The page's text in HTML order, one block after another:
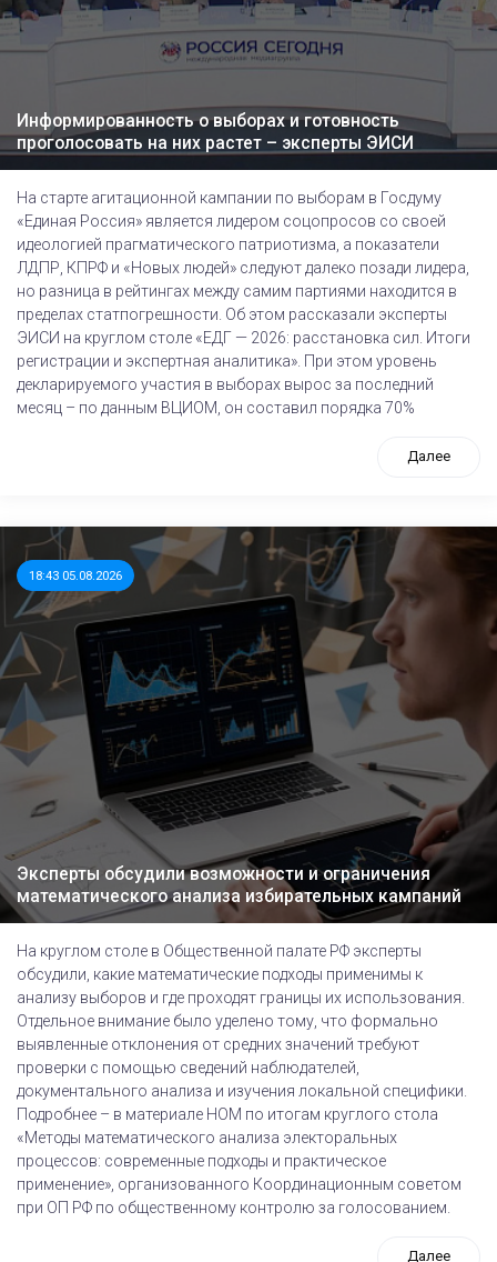
Информированность о выборах и готовность
проголосовать на них растет – эксперты ЭИСИ
На старте агитационной кампании по выборам в Госдуму
«Единая Россия» является лидером соцопросов со своей
идеологией прагматического патриотизма, а показатели
ЛДПР, КПРФ и «Новых людей» следуют далеко позади лидера,
но разница в рейтингах между самим партиями находится в
пределах статпогрешности. Об этом рассказали эксперты
ЭИСИ на круглом столе «ЕДГ — 2026: расстановка сил. Итоги
регистрации и экспертная аналитика». При этом уровень
декларируемого участия в выборах вырос за последний
месяц – по данным ВЦИОМ, он составил порядка 70%
Далее
18:43 05.08.2026
Эксперты обсудили возможности и ограничения
математического анализа избирательных кампаний
На круглом столе в Общественной палате РФ эксперты
обсудили, какие математические подходы применимы к
анализу выборов и где проходят границы их использования.
Отдельное внимание было уделено тому, что формально
выявленные отклонения от средних значений требуют
проверки с помощью сведений наблюдателей,
документального анализа и изучения локальной специфики.
Подробнее – в материале НОМ по итогам круглого стола
«Методы математического анализа электоральных
процессов: современные подходы и практическое
применение», организованного Координационным советом
при ОП РФ по общественному контролю за голосованием.
Далее